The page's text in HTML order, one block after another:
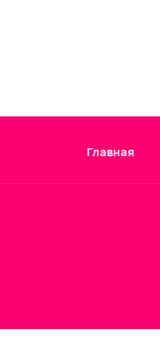
Главная